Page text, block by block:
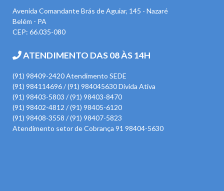
Avenida Comandante Brás de Aguiar, 145 - Nazaré
Belém - PA
CEP: 66.035-080
ATENDIMENTO DAS 08 ÀS 14H
(91) 98409-2420 Atendimento SEDE
(91) 984114696 / (91) 984045630 Divida Ativa
(91) 98403-5803 / (91) 98403-8470
(91) 98402-4812 / (91) 98405-6120
(91) 98408-3558 / (91) 98407-5823
Atendimento setor de Cobrança 91 98404-5630